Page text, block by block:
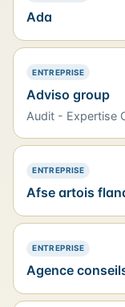
Ada
ENTREPRISE—
Adviso group
Audit - Expertise
ENTREPRISE—
Afse artois
ENTREPRISE—
Agence